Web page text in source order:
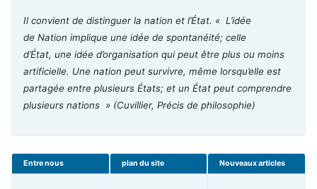
Il convient de distinguer la nation et l’État. « L’idée
de Nation implique une idée de spontanéité; celle
d’État, une idée d’organisation qui peut être plus ou moins
artificielle. Une nation peut survivre, même lorsqu’elle est
partagée entre plusieurs États; et un État peut comprendre
plusieurs nations » (Cuvillier, Précis de philosophie)
Entre nous plan du site Nouveaux articles